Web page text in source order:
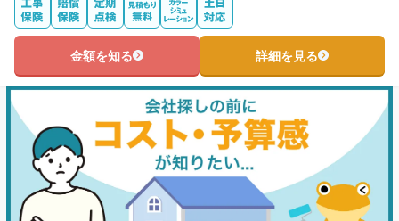
金額を知る 詳細を見る